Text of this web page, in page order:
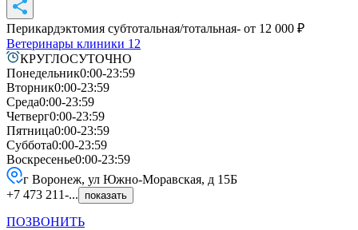
Перикардэктомия субтотальная/тотальная- от 12 000 ₽
Ветеринары клиники 12
КРУГЛОСУТОЧНО
Понедельник0:00-23:59
Вторник0:00-23:59
Среда0:00-23:59
Четверг0:00-23:59
Пятница0:00-23:59
Суббота0:00-23:59
Воскресенье0:00-23:59
г Воронеж, ул Южно-Моравская, д 15Б
+7 473 211-...
показать
ПОЗВОНИТЬ